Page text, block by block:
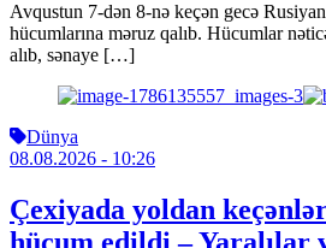
Avqustun 7-dən 8-nə keçən gecə
hücumlarına məruz qalıb. Hücumlar
alıb, sənaye […]
Dünya
08.08.2026 - 10:26
Çexiyada yoldan